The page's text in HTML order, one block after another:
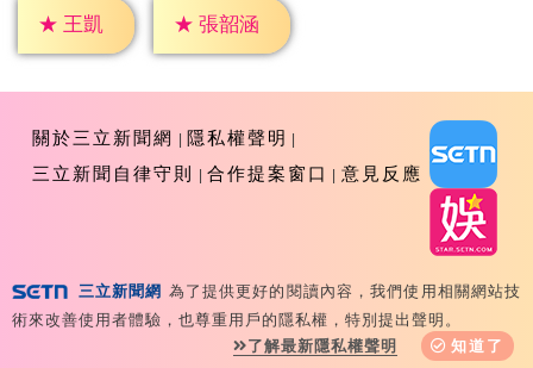
★ 王凱 ★ 張韶涵
關於三立新聞網
隱私權聲明
三立新聞自律守則
合作提案窗口 意見反應
Copyright ©2026 Sanlih E-Television All Rights
Reserved 版權所有 盜用必究 台北市內湖區舊宗路一段159
號 02-8792-8888
三立新聞網 為了提供更好的閱讀內容，我們使用相關網站技
術來改善使用者體驗，也尊重用戶的隱私權，特別提出聲明。
了解最新隱私權聲明
知道了